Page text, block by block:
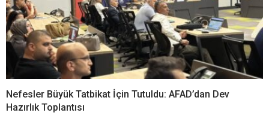
Nefesler Büyük Tatbikat İçin Tutuldu: AFAD’dan Dev
Hazırlık Toplantısı